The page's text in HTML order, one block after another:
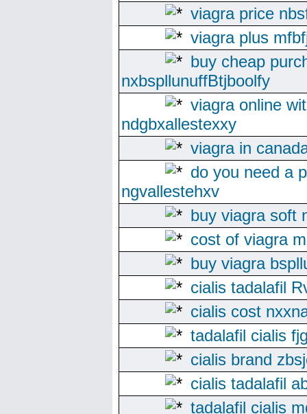
viagra price
viagra plus
buy cheap
nxbspllunuffBtjboolfy
viagra online
ndgbxallestexxy
viagra in
do you need a
ngvallestehxv
buy viagra soft
cost of viagra
buy viagra
cialis tadalafil
cialis cost
tadalafil cialis
cialis brand
cialis tadalafil
tadalafil cialis